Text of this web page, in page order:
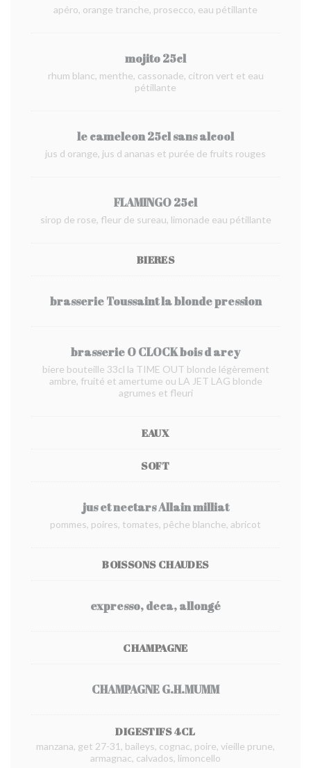
apéro, orange tranche, prosecco, eau pétillante
mojito 25cl
rhum blanc, menthe, cassonade, citron vert et eau
pétillante
le cameleon 25cl sans alcool
jus d orange, jus d ananas et purée de fruits rouges
FLAMINGO 25cl
sirop de rose, fleur de sureau, limonade eau pétillante
BIERES
brasserie Toussaint la blonde pression
brasserie O CLOCK bois d arcy
biere bouteille 33cl la TIME OUT blonde légèrement
ambre, fruité et amertume ou LA JET LAG blonde
agrumes et fleuri
EAUX
SOFT
jus et nectars Allain milliat
pommes, poires, tomates, pêche blanche, abricot
BOISSONS CHAUDES
expresso, deca, allongé
CHAMPAGNE
CHAMPAGNE G.H.MUMM
DIGESTIFS 4CL
manzana, get 27-31, baileys, cognac, poire, vieille prune,
armagnac, calvados, limoncello